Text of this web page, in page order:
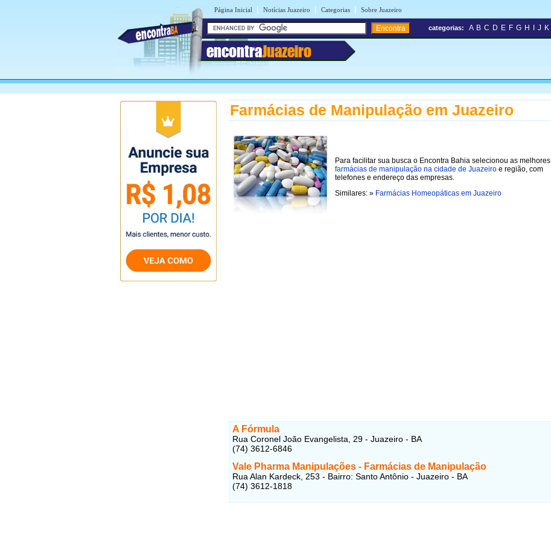
Página Inicial | Notícias Juazeiro | Categorias | Sobre Juazeiro
encontraJuazeiro
categorias: A B C D E F G H J K
Farmácias de Manipulação em Juazeiro
Para facilitar sua busca o Encontra Bahia selecionou as melhores
farmácias de manipulação na cidade de Juazeiro e região, com
telefones e endereço das empresas.
Similares: » Farmácias Homeopáticas em Juazeiro
A Fórmula
Rua Coronel João Evangelista, 29 - Juazeiro - BA
(74) 3612-6846
Vale Pharma Manipulações - Farmácias de Manipulação
Rua Alan Kardeck, 253 - Bairro: Santo Antônio - Juazeiro - BA
(74) 3612-1818